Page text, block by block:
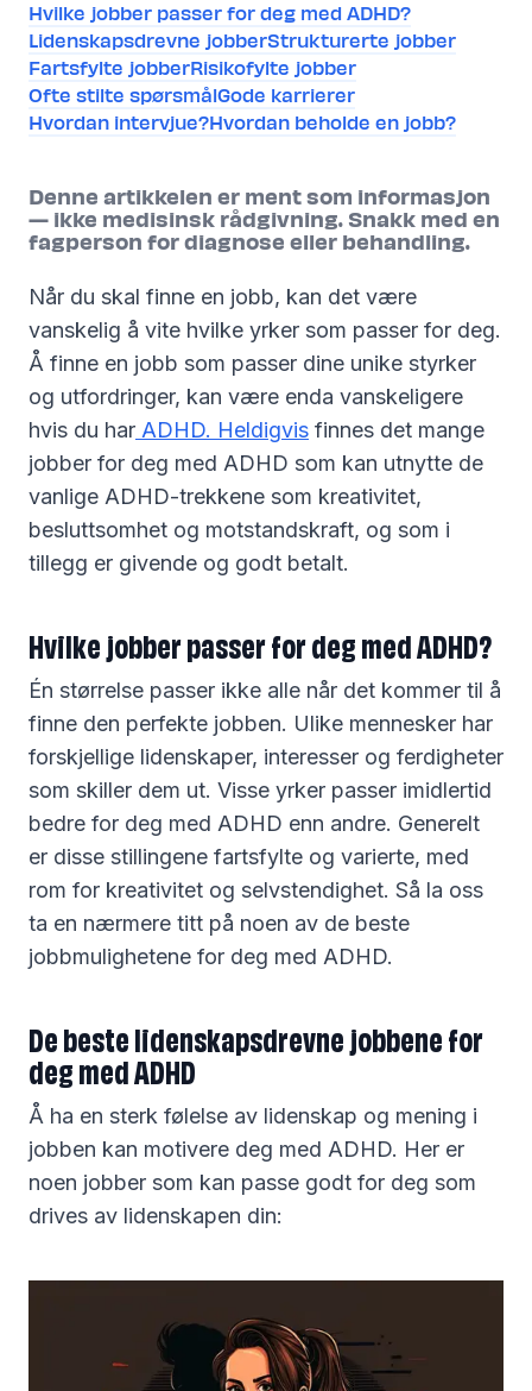
Hvilke jobber passer for deg med ADHD?
Lidenskapsdrevne jobberStrukturerte jobber
Fartsfylte jobberRisikofylte jobber
Ofte stilte spørsmålGode karrierer
Hvordan intervjue?Hvordan beholde en jobb?
Denne artikkelen er ment som informasjon
— ikke medisinsk rådgivning. Snakk med en
fagperson for diagnose eller behandling.
Når du skal finne en jobb, kan det være
vanskelig å vite hvilke yrker som passer for deg.
Å finne en jobb som passer dine unike styrker
og utfordringer, kan være enda vanskeligere
hvis du har ADHD. Heldigvis finnes det mange
jobber for deg med ADHD som kan utnytte de
vanlige ADHD-trekkene som kreativitet,
besluttsomhet og motstandskraft, og som i
tillegg er givende og godt betalt.
Hvilke jobber passer for deg med ADHD?
Én størrelse passer ikke alle når det kommer til å
finne den perfekte jobben. Ulike mennesker har
forskjellige lidenskaper, interesser og ferdigheter
som skiller dem ut. Visse yrker passer imidlertid
bedre for deg med ADHD enn andre. Generelt
er disse stillingene fartsfylte og varierte, med
rom for kreativitet og selvstendighet. Så la oss
ta en nærmere titt på noen av de beste
jobbmulighetene for deg med ADHD.
De beste lidenskapsdrevne jobbene for
deg med ADHD
Å ha en sterk følelse av lidenskap og mening i
jobben kan motivere deg med ADHD. Her er
noen jobber som kan passe godt for deg som
drives av lidenskapen din: